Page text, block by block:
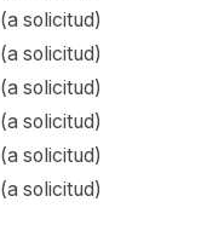
(a solicitud)
(a solicitud)
(a solicitud)
(a solicitud)
(a solicitud)
(a solicitud)